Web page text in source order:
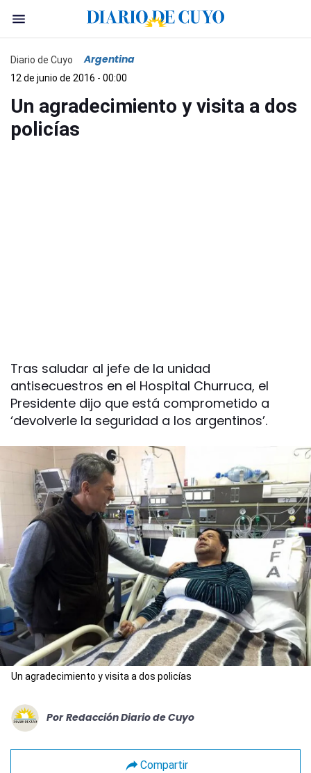
Diario de Cuyo Argentina
12 de junio de 2016 - 00:00
Un agradecimiento y visita a dos
policías
Tras saludar al jefe de la unidad
antisecuestros en el Hospital Churruca, el
Presidente dijo que está comprometido a
‘devolverle la seguridad a los argentinos’.
Un agradecimiento y visita a dos policías
Por Redacción Diario de Cuyo
Compartir